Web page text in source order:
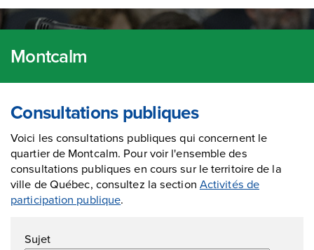
Montcalm
Consultations publiques
Voici les consultations publiques qui concernent le
quartier de Montcalm. Pour voir l'ensemble des
consultations publiques en cours sur le territoire de la
ville de Québec, consultez la section Activités de
participation publique.
Sujet